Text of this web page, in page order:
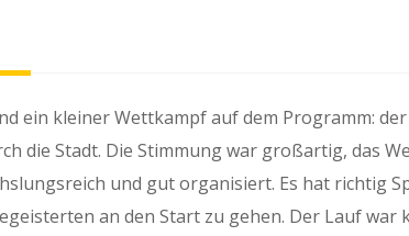
ein kleiner Wettkampf auf dem Programm: der
die Stadt. Die Stimmung war großartig, das
und gut organisiert. Es hat richtig
an den Start zu gehen. Der Lauf war